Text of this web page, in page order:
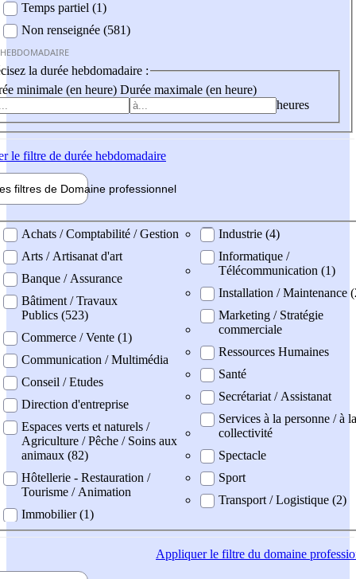
Temps partiel (1)
Non renseignée (581)
la durée hebdomadaire :
minimale (en heure) Durée maximale (en heure)
heures
le filtre de durée hebdomadaire
filtres de Domaine professionnel
professionel
Achats / Comptabilité / Gestion
Arts / Artisanat d'art
Banque / Assurance
Bâtiment / Travaux
Publics (523)
Commerce / Vente (1)
Communication / Multimédia
Conseil / Etudes
Direction d'entreprise
Espaces verts et naturels /
Agriculture / Pêche / Soins aux
animaux (82)
Hôtellerie - Restauration /
Tourisme / Animation
Immobilier (1)
Industrie (4)
Informatique /
Télécommunication (1)
Installation / Maintenance
Marketing / Stratégie
commerciale
Ressources Humaines
Santé
Secrétariat / Assistanat
Services à la personne / à la
collectivité
Spectacle
Sport
Transport / Logistique (2)
Appliquerle filtre du domaine